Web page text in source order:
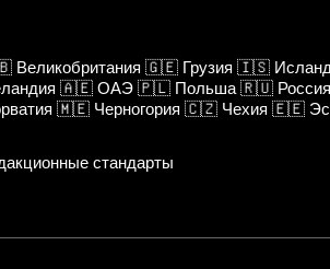
Великобритания 🇬🇪 Грузия 🇮🇸
🇦🇪 ОАЭ 🇵🇱 Польша 🇷🇺 Россия
🇲🇪 Черногория 🇨🇿 Чехия 🇪🇪
стандарты